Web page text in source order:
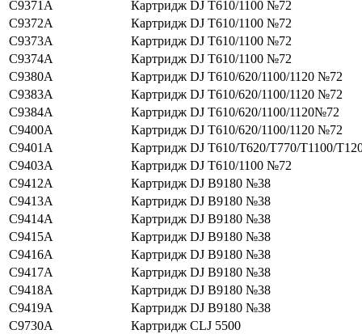
C9371A
Картридж DJ T610/1100 №72
C9372A
Картридж DJ T610/1100 №72
C9373A
Картридж DJ T610/1100 №72
C9374A
Картридж DJ T610/1100 №72
C9380A
Картридж DJ T610/620/1100/1120 №72
C9383A
Картридж DJ T610/620/1100/1120 №72
C9384A
Картридж DJ T610/620/1100/1120№72
C9400A
Картридж DJ T610/620/1100/1120 №72
C9401A
Картридж DJ T610/T620/T770/T1100/
C9403A
Картридж DJ T610/1100 №72
C9412A
Картридж DJ B9180 №38
C9413A
Картридж DJ B9180 №38
C9414A
Картридж DJ B9180 №38
C9415A
Картридж DJ B9180 №38
C9416A
Картридж DJ B9180 №38
C9417A
Картридж DJ B9180 №38
C9418A
Картридж DJ B9180 №38
C9419A
Картридж DJ B9180 №38
C9730A
Картридж CLJ 5500